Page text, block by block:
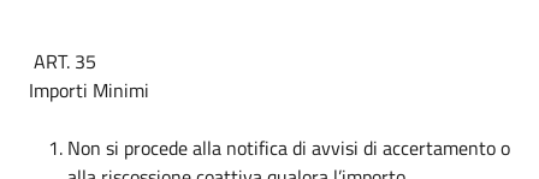
ART. 35
Importi Minimi
Non si procede alla notifica di avvisi di accertamento o